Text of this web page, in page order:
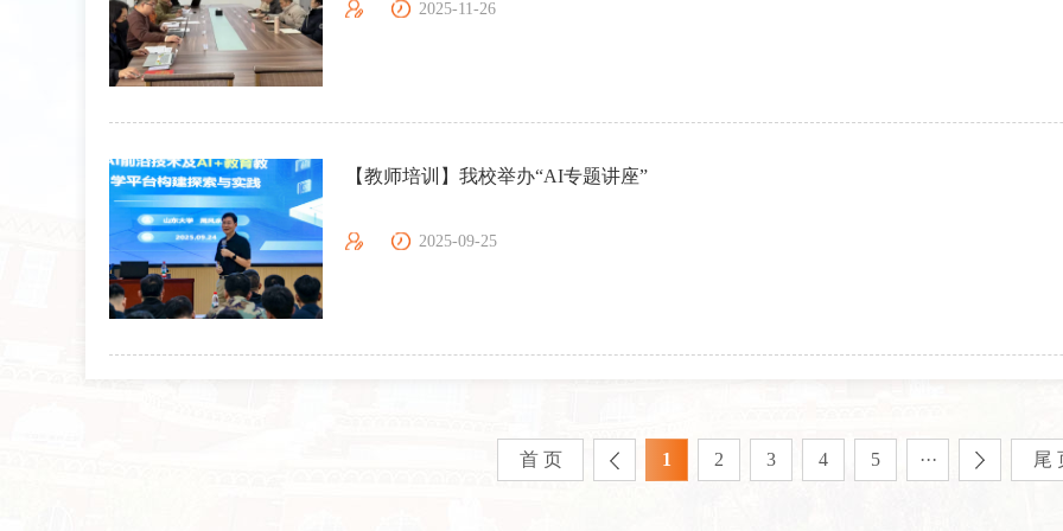
2025-11-26
【教师培训】我校举办“AI专题讲座”
2025-09-25
首 页 1 2 3 4 5 ··· 尾